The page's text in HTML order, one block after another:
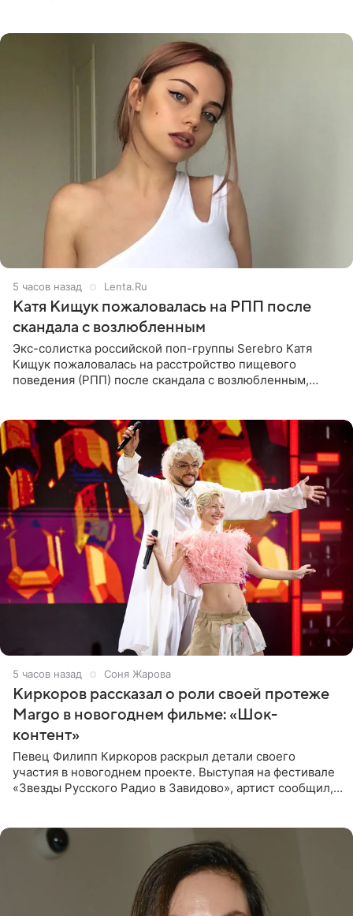
5 часов назад Lenta.Ru
Катя Кищук пожаловалась на РПП после
скандала с возлюбленным
Экс-солистка российской поп-группы Serebro Катя
Кищук пожаловалась на расстройство пищевого
поведения (РПП) после скандала с возлюбленным,
5 часов назад Соня Жарова
Киркоров рассказал о роли своей протеже
Margo в новогоднем фильме: «Шок-
контент»
Певец Филипп Киркоров раскрыл детали своего
участия в новогоднем проекте. Выступая на фестивале
«Звезды Русского Радио в Завидово», артист сообщил,